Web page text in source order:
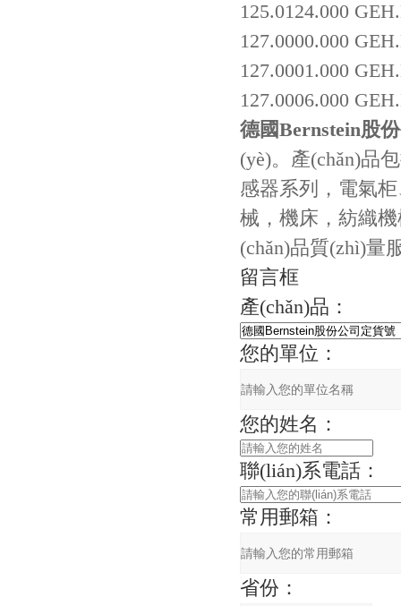
125.0124.000
127.0000.000
127.0001.000
127.0006.000
德國Bernstein股
(yè)。產(chǎn)
感器系列，電氣
械，機床，紡
(chǎn)品質(zhì)量服
留言框
產(chǎn)品：
您的單位：
您的姓名：
聯(lián)系電話：
常用郵箱：
省份：